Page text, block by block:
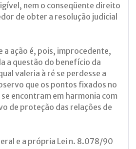
nem o conseqüente direito
de obter a resolução judicial
a ação é, pois, improcedente,
a questão do benefício da
valeria à ré se perdesse a
que os pontos fixados no
encontram em harmonia com
de proteção das relações de
e a própria Lei n. 8.078/90